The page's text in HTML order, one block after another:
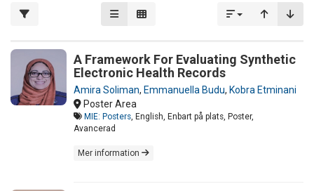
A Framework For Evaluating Synthetic
Electronic Health Records
Amira Soliman, Emmanuella Budu, Kobra Etminani
Poster Area
MIE: Posters , English, Enbart på plats, Poster,
Avancerad
Mer information